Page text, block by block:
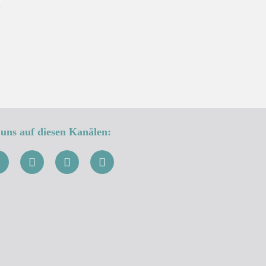
auf diesen Kanälen: